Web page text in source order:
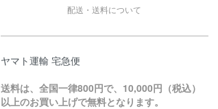
配送・送料について
ヤマト運輸 宅急便
送料は、全国一律800円で、10,000円（税込）
以上のお買い上げで無料となります。